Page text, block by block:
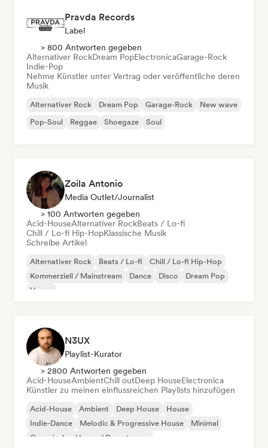
Pravda Records
Label
> 800 Antworten gegeben
Alternativer RockDream PopElectronicaGarage-Rock
Indie-Pop
Nehme Künstler unter Vertrag oder veröffentliche deren
Musik
Alternativer Rock Dream Pop Garage-Rock
New wave
Pop-Soul
Reggae Shoegaze Soul
Zoila Antonio
Media Outlet/Journalist
> 100 Antworten gegeben
Acid-HouseAlternativer RockBeats / Lo-fi
Chill / Lo-fi Hip-HopKlassische Musik
Schreibe Artikel
Alternativer Rock Beats / Lo-fi
Chill / Lo-fi Hip-Hop
Kommerziell / Mainstream
Dance Disco
Dream Pop
House
N3UX
Playlist-Kurator
> 2800 Antworten gegeben
Acid-HouseAmbientChill outDeep HouseElectronica
Künstler zu meinen einflussreichen Playlists hinzufügen
Acid-House Ambient Deep House
House
Indie-Dance
Melodic & Progressive House
Minimal
Organischer House / Downtempo